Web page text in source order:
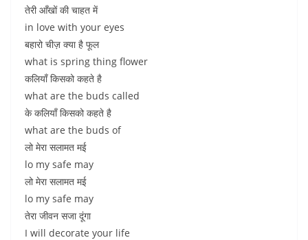
तेरी आँखों की चाहत में
in love with your eyes
बहारो चीज़ क्या है फूल
what is spring thing flower
कलियाँ किसको कहते है
what are the buds called
के कलियाँ किसको कहते है
what are the buds of
लो मेरा सलामत मई
lo my safe may
लो मेरा सलामत मई
lo my safe may
तेरा जीवन सजा दूंगा
I will decorate your life